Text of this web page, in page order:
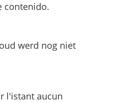
contenido.
werd nog niet
l'istant aucun